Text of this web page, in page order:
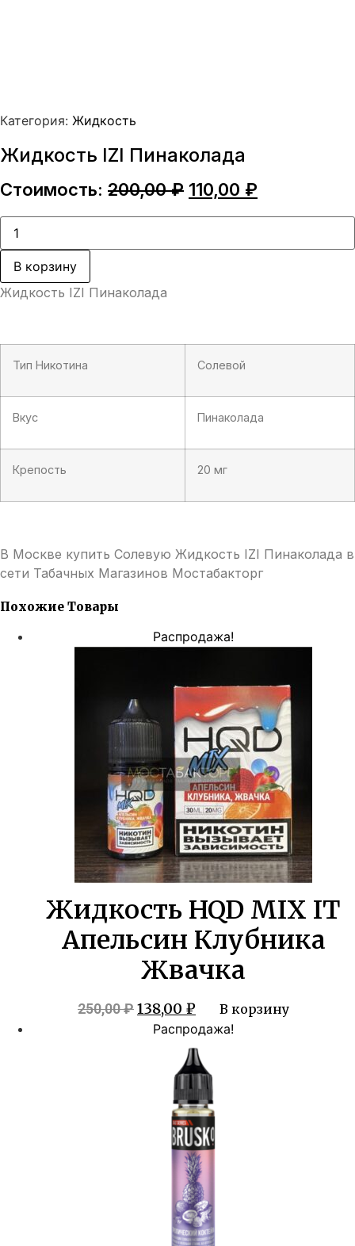
Категория: Жидкость
Жидкость IZI Пинаколада
Стоимость: 200,00₽ Первоначальная
составляла
110,00 ₽
110,00 ₽.
Количество
товара
Жидкость
Пинаколада
В корзину
Жидкость IZI Пинаколада
Тип Никотина Солевой
Вкус Пинаколада
Крепость 20 мг
В Москве купить Солевую Жидкость IZI Пинаколада в
сети Табачных Магазинов Мостабакторг
Похожие Товары
Распродажа!
Жидкость HQD MIX IT
Апельсин Клубника
Жвачка
250,00₽Первоначальная
цена
составляла
250,00 ₽.
138,00 ₽ Текущая
цена:
138,00 ₽.
В корзину
Распродажа!